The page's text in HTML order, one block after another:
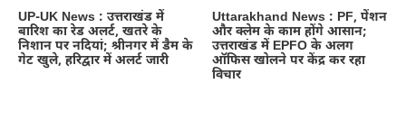
UP-UK News : उत्तराखंड में
बारिश का रेड अलर्ट, खतरे के
निशान पर नदियां; श्रीनगर में डैम के
गेट खुले, हरिद्वार में अलर्ट जारी
Uttarakhand News : PF, पेंशन
और क्लेम के काम होंगे आसान;
उत्तराखंड में EPFO के अलग
ऑफिस खोलने पर केंद्र कर रहा
विचार